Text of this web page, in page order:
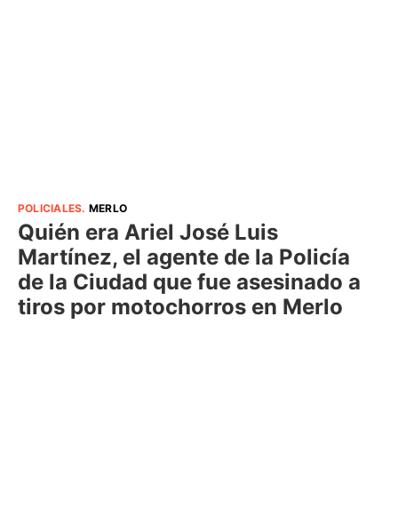
POLICIALES. MERLO
Quién era Ariel José Luis
Martínez, el agente de la Policía
de la Ciudad que fue asesinado a
tiros por motochorros en Merlo